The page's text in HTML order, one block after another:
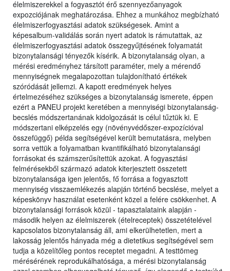
élelmiszerekkel a fogyasztót érő szennyezőanyagok
expozciójának meghatározása. Ehhez a munkához megbízható
élelmiszerfogyasztási adatok szükségesek. Amint a
képesalbum-validálás során nyert adatok is rámutattak, az
élelmiszerfogyasztási adatok összegyűjtésének folyamatát
bizonytalansági tényezők kísérik. A bizonytalanság olyan, a
mérési eredményhez társított paraméter, mely a mérendő
mennyiségnek megalapozottan tulajdonítható értékek
szóródását jellemzi. A kapott eredmények helyes
értelmezéséhez szükséges a bizonytalanság ismerete, éppen
ezért a PANEU projekt keretében a mennyiségi bizonytalanság-
becslés módszertanának kidolgozását is célul tűztük ki. E
módszertani elképzelés egy (növényvédőszer-expozícióval
összefüggő) példa segítségével került bemutatásra, melyben
sorra vettük a folyamatban kvantifikálható bizonytalansági
forrásokat és számszerűsítettük azokat. A fogyasztási
felmérésekből származó adatok kiterjesztett összetett
bizonytalansága igen jelentős, fő forrása a fogyasztott
mennyiség visszaemlékezés alapján történő becslése, melyet a
képeskönyv használat esetenként közel a felére csökkenhet. A
bizonytalansági források közül - tapasztalataink alapján -
második helyen az élelmiszerek (ételreceptek) összetételével
kapcsolatos bizonytalanság áll, ami elkerülhetetlen, mert a
lakosság jelentős hányada még a dietetikus segítségével sem
tudja a közelítőleg pontos receptet megadni. A testtömeg
mérésérének reprodukálhatósága, a mérési bizonytalanság